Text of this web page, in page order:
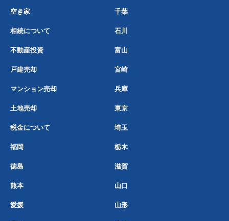
空き家 千葉
相続について 石川
不動産投資 富山
戸建売却 宮崎
マンション売却 兵庫
土地売却 東京
税金について 埼玉
福岡 栃木
徳島 滋賀
熊本 山口
愛媛 山形